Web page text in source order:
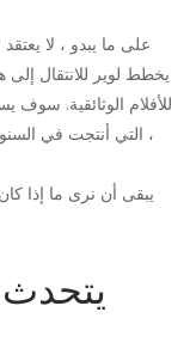
على ما يبدو ، لا
للأفلام الوثائقية.
، التي أنتجت في
يبقى أن نرى ما إذا